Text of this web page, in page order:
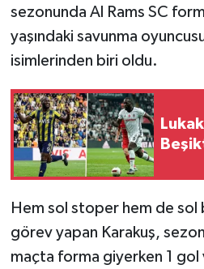
sezonunda Al Rams SC
yaşındaki savunma
isimlerinden biri oldu.
Hem sol stoper hem de sol
görev yapan Karakuş,
maçta forma giyerken 1